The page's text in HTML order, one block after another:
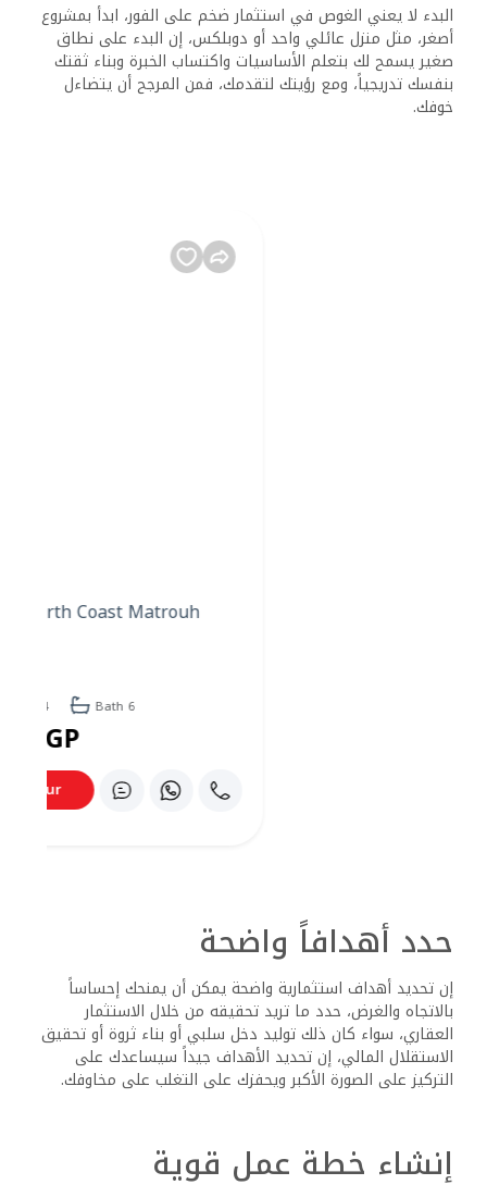
البدء لا يعني الغوص في استثمار ضخم على الفور، ابدأ بمشروع
أصغر، مثل منزل عائلي واحد أو دوبلكس، إن البدء على نطاق
صغير يسمح لك بتعلم الأساسيات واكتساب الخبرة وبناء ثقتك
بنفسك تدريجياً، ومع رؤيتك لتقدمك، فمن المرجح أن يتضاءل
خوفك.
حدد أهدافاً واضحة
الثقة فحسب، بل يساعدك أيضاً على البقاء مركزاً خلال الأوقات
أسواق العقارات ديناميكية، والتعلم عملية مستمرة، بدلاً من
الخوف من التغيير، احتضنه وكن منفتحاً على تكييف
استراتيجياتك بناءً على المعلومات الجديدة وتحولات السوق،
اطلب التوجيه
تواصل مع المستثمرين ذوي الخبرة أو المتخصصين في العقارات
للحصول على التوجيه والإرشاد، يمكن أن توفر لك رؤاهم
ونصائحهم وجهات نظر قيمة، وتخفف من مخاوفك وتساعدك
على اتخاذ قرارات مستنيرة، كما يمكن أن يساعدك المرشد في
تجنب المزالق الشائعة وتوفير الطمأنينة التي تحتاجها.
ركز على الرؤية طويلة المدى